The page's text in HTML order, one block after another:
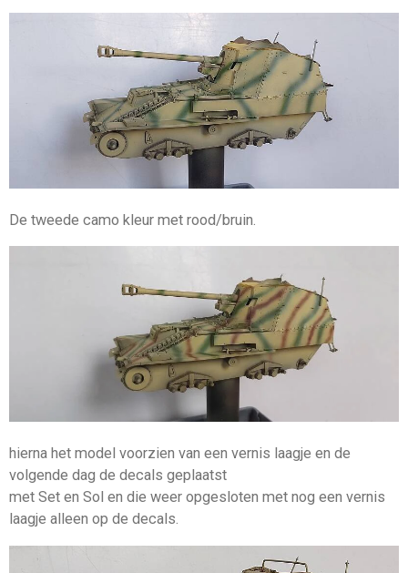
De tweede camo kleur met rood/bruin.
hierna het model voorzien van een vernis laagje en de
volgende dag de decals geplaatst
met Set en Sol en die weer opgesloten met nog een vernis
laagje alleen op de decals.